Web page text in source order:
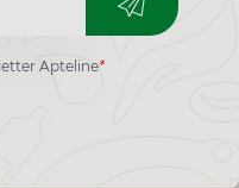
Apteline*